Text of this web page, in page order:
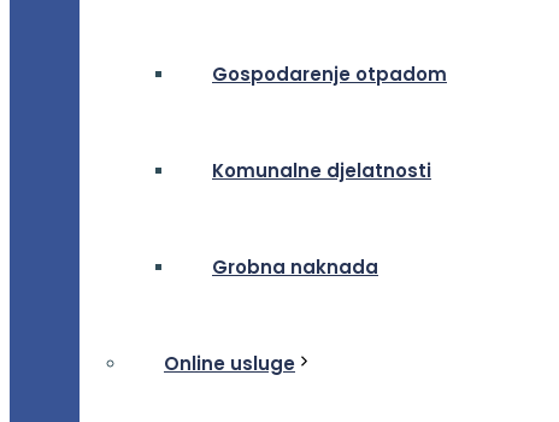
Gospodarenje otpadom
Komunalne djelatnosti
Grobna naknada
Online usluge